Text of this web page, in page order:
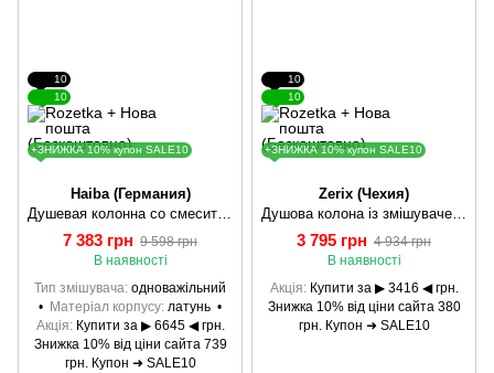
10
10
+ЗНИЖКА 10% купон SALE10
Haiba (Германия)
7 383 грн 9 598 грн
В наявності
Тип змішувача одноважільний
Матеріал корпусу латунь
Акція
Купити за ▶ 6645 ◀ грн.
Знижка 10% від ціни сайта 739
грн. Купон ➜ SALE10
10
10
+ЗНИЖКА 10% купон SALE10
Zerix (Чехия)
3 795 грн 4 934 грн
В наявності
Акція
Купити за ▶ 3416 ◀ грн.
Знижка 10% від ціни сайта 380
грн. Купон ➜ SALE10